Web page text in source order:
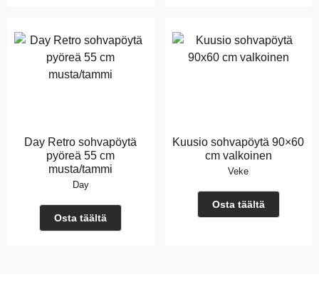
Day Retro sohvapöytä
pyöreä 55 cm
musta/tammi
Day
Osta täältä
Kuusio sohvapöytä 90×60
cm valkoinen
Veke
Osta täältä